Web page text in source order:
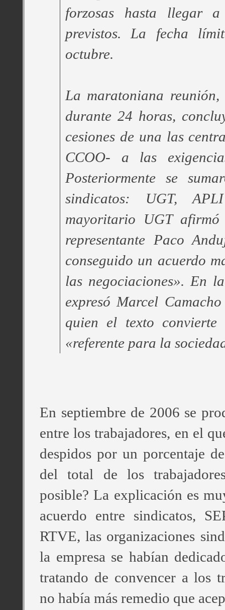
forzosas hasta llegar a
previstos. La fecha
octubre.
La maratoniana reunión,
durante 24 horas,
cesiones de una las
CCOO- a las
Posteriormente se
sindicatos: UGT,
mayoritario UGT
representante Paco
conseguido un acuerdo
las negociaciones». En
expresó Marcel
quien el texto
«referente para la
En septiembre de 2006 se
entre los trabajadores, en el
despidos por un porcentaje
del total de los
posible? La explicación es
acuerdo entre sindicatos,
RTVE, las organizaciones
la empresa se habían
tratando de convencer a los
no había más remedio que